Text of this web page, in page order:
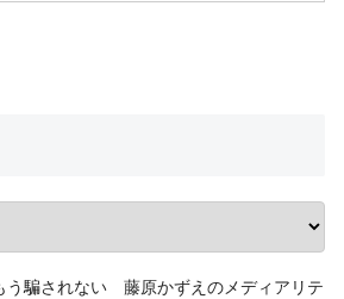
う騙されない 藤原かずえのメディアリテ